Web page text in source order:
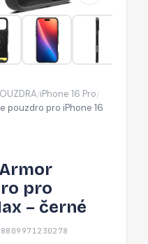
/iPhone 16 Pro/
pouzdro pro iPhone 16
pro
– černé